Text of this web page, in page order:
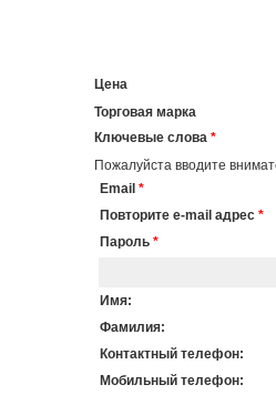
Цена
Торговая марка
Ключевые слова *
Пожалуйста вводите
Email *
Повторите e-mail адрес *
Пароль *
Имя:
Фамилия:
Контактный телефон:
Мобильный телефон: